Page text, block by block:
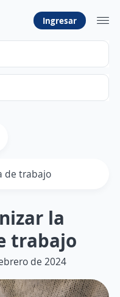
Ingresar
de trabajo
la
trabajo
de 2024